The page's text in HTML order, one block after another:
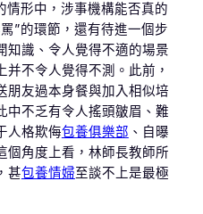
情形中，涉事機構能否真的
”的環節，還有待進一個步
知識、令人覺得不適的場景
不令人覺得不測。此前，
朋友過本身餐與加入相似培
中不乏有令人搖頭皺眉、難
人格欺侮包養俱樂部 、自曝
個角度上看，林師長教師所
甚包養情婦至談不上是最極